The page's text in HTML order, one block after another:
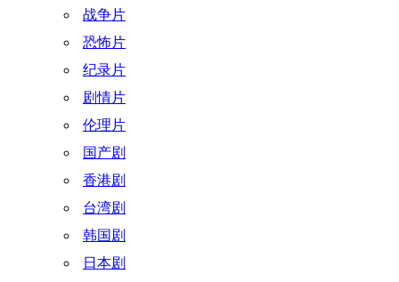
战争片
恐怖片
纪录片
剧情片
伦理片
国产剧
香港剧
台湾剧
韩国剧
日本剧